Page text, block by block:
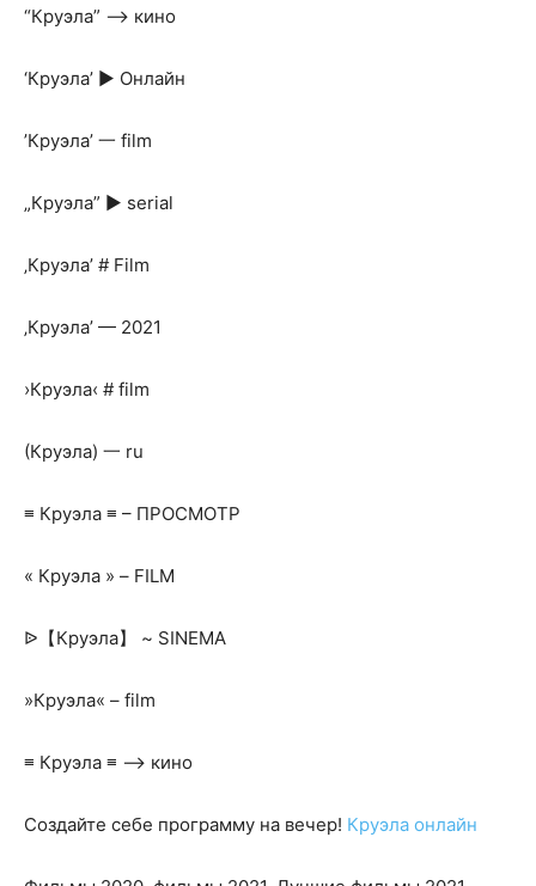
“Круэла” —> кино
‘Круэла’ ► Онлайн
’Круэла’ 一 film
„Круэла” ► serial
‚Круэла’ # Film
‚Круэла’ — 2021
›Круэла‹ # film
(Круэла) 一 ru
≡ Круэла ≡ – ПРОСМОТР
« Круэла » – FILM
ᐉ【Круэла】 ~ SINEMA
»Круэла« – film
≡ Круэла ≡ —> кино
Создайте себе программу на вечер! Круэла онлайн